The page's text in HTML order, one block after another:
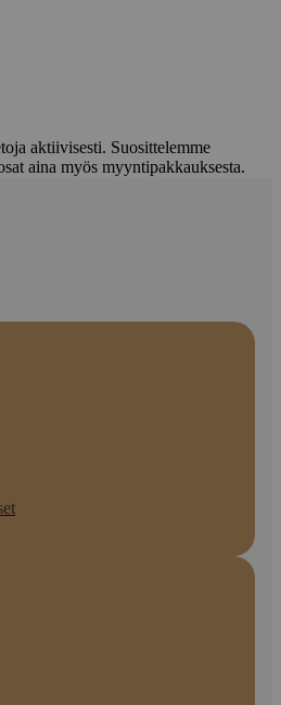
aktiivisesti. Suosittelemme
aina myös myyntipakkauksesta.